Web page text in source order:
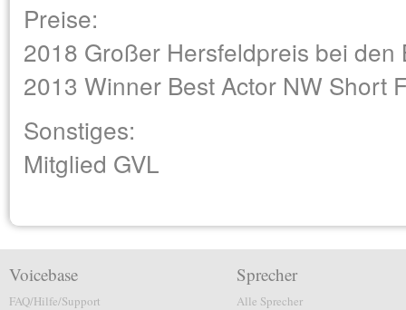
Preise:
2018 Großer Hersfeldpreis bei
2013 Winner Best Actor NW Short
Sonstiges:
Mitglied GVL
Voicebase
FAQ/Hilfe/Support
Sprecher
Alle Sprecher